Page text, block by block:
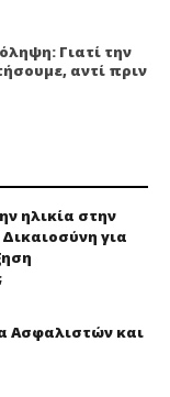
Γιατί την
αντί πριν
ηλικία στην
για
Ασφαλιστών και